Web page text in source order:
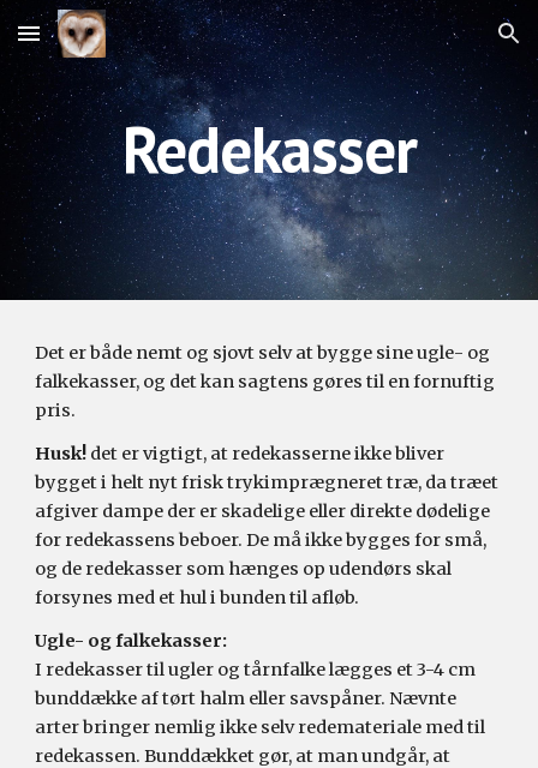
Skip to main content Skip to navigation
Redekasser
Det er både nemt og sjovt selv at bygge sine ugle- og
falkekasser, og det kan sagtens gørestil enfornuftig
pris.
Husk! det er vigtigt, at redekasserne ikke bliver
bygget i helt nyt frisk trykimprægneret træ, datræet
afgiver dampe der er skadelige eller direkte dødelige
for redekassens beboer. De må ikke bygges for små,
og de redekasser som hænges op udendørs skal
forsynes med et hul i bunden til afløb.
Ugle- og falkekasser:
I redekasser til ugler og tårnfalke lægges et3-4 cm
bunddække af tørt halm eller savspåner. Nævnte
arter bringer nemlig ikke selv redemateriale med til
redekassen. Bunddækket gør, at man undgår, at